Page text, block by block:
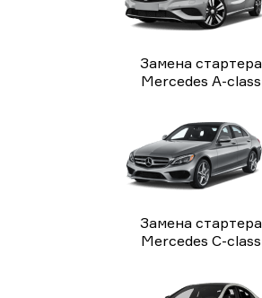
Замена стартера
Mercedes A-class
Замена стартера
Mercedes C-class